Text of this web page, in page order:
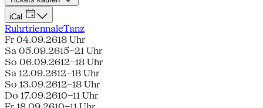
iCal
RuhrtriennaleTanz
Fr 04.09.2618 Uhr
Sa 05.09.2615–21 Uhr
So 06.09.2612–18 Uhr
Sa 12.09.2612–18 Uhr
So 13.09.2612–18 Uhr
Do 17.09.2610–11 Uhr